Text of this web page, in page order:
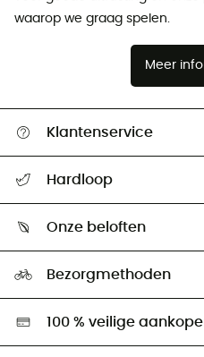
waarop we graag spelen.
Meer
Klantenservice
Mijn zending volgen
Retourzendingen &
Hardloop
Onze beloften
Bezorgmethoden
100 % veilige